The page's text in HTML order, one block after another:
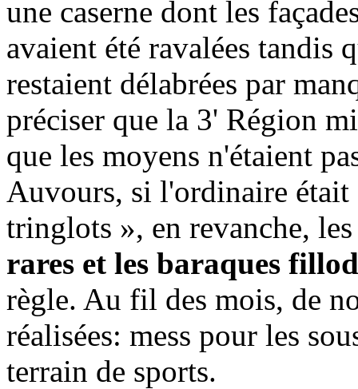
une caserne dont les
avaient été ravalées tandis
restaient délabrées par
préciser que la 3' Région
que les moyens n'étaient
Auvours, si l'ordinaire était
tringlots », en revanche,
rares et les baraques
règle. Au fil des mois, de
réalisées: mess pour les
terrain de sports.